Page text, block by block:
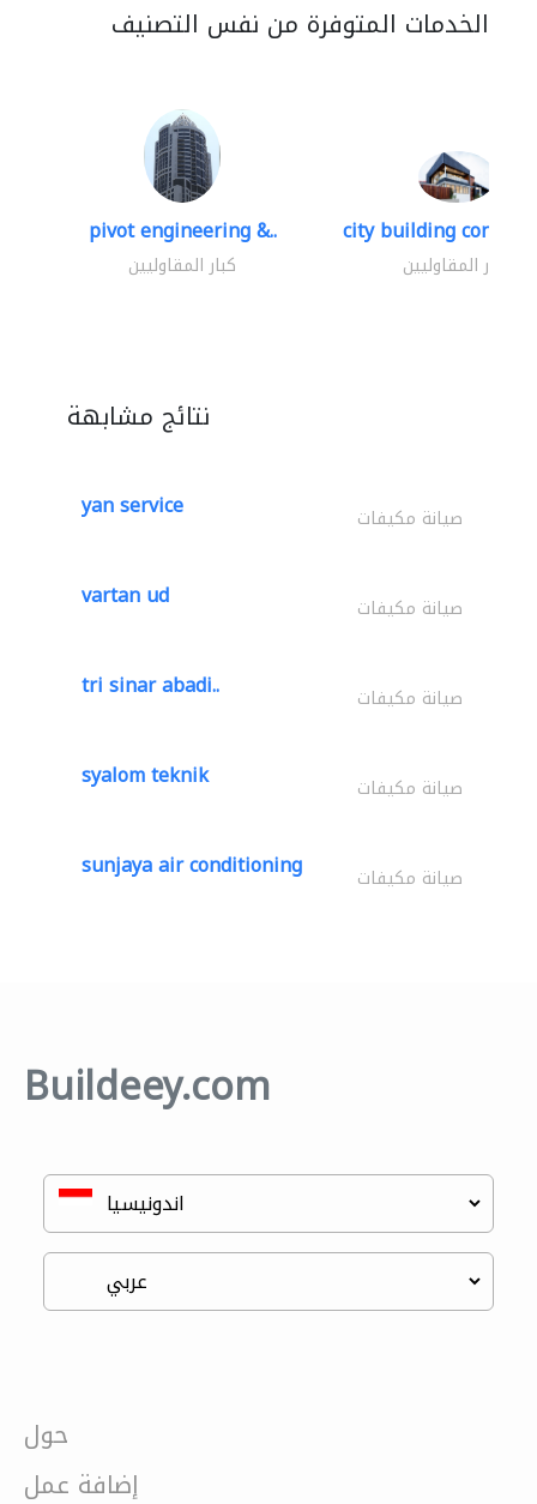
الخدمات المتوفرة من نفس التصنيف
pivot engineering &..
كبار المقاوليين
city building
كبار المقاوليين
نتائج مشابهة
yan service صيانة مكيفات
vartan ud صيانة مكيفات
tri sinar abadi.. صيانة مكيفات
syalom teknik صيانة مكيفات
sunjaya air conditioning صيانة مكيفات
Buildeey.com
حول
إضافة عمل